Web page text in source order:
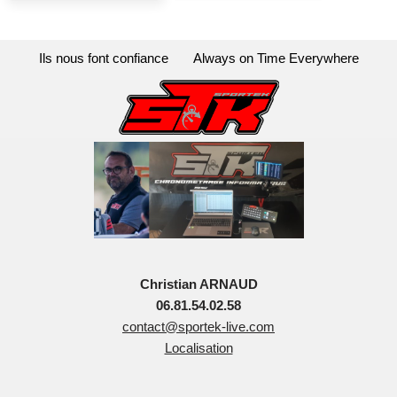
Ils nous font confiance Always on Time Everywhere
Christian ARNAUD
06.81.54.02.58
contact@sportek-live.com
Localisation